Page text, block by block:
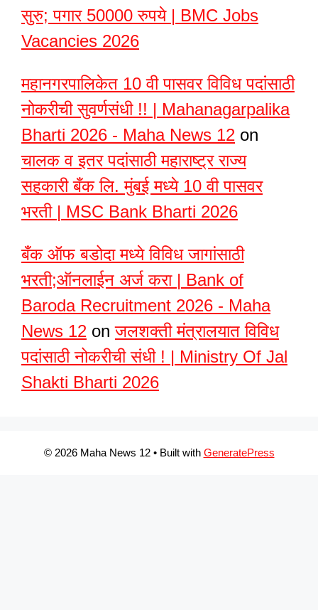
सुरु; पगार 50000 रुपये | BMC Jobs
Vacancies 2026
महानगरपालिकेत 10 वी पासवर विविध पदांसाठी
नोकरीची सुवर्णसंधी !! | Mahanagarpalika
Bharti 2026 - Maha News 12 on
चालक व इतर पदांसाठी महाराष्ट्र राज्य
सहकारी बँक लि. मुंबई मध्ये 10 वी पासवर
भरती | MSC Bank Bharti 2026
बँक ऑफ बडोदा मध्ये विविध जागांसाठी
भरती;ऑनलाईन अर्ज करा | Bank of
Baroda Recruitment 2026 - Maha
News 12 onजलशक्ती मंत्रालयात विविध
पदांसाठी नोकरीची संधी ! | Ministry Of Jal
Shakti Bharti 2026
© 2026 Maha News 12• Built with GeneratePress